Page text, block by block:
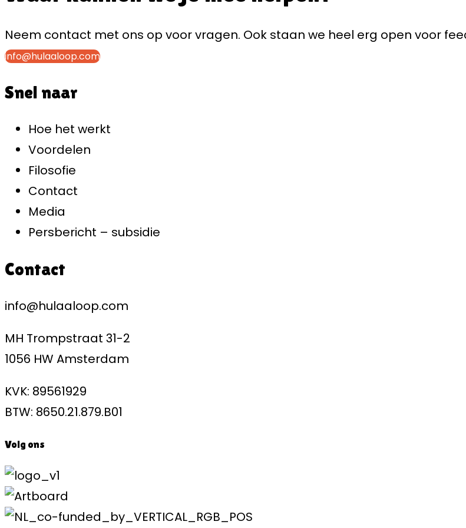
Neem contact met ons op voor vragen. Ook staan we heel erg open voor
info@hulaaloop.com
Snel naar
Hoe het werkt
Voordelen
Filosofie
Contact
Media
Persbericht – subsidie
Contact
info@hulaaloop.com
MH Trompstraat 31-2
1056 HW Amsterdam
KVK: 89561929
BTW: 8650.21.879.B01
Volg ons